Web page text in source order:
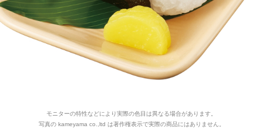
モニターの特性などにより実際の色目は異なる場合があります。
写真の kameyama co.,ltd は著作権表示で実際の商品にはありません。